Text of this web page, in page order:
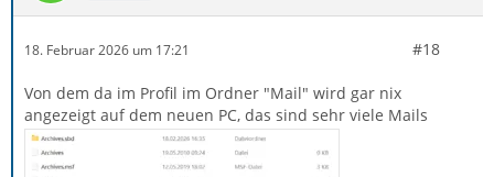
18. Februar 2026 um 17:21 #18
Von dem da im Profil im Ordner "Mail" wird gar nix
angezeigt auf dem neuen PC, das sind sehr viele Mails